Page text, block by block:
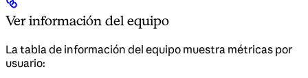
Ver información del equipo
La tabla de información del equipo muestra métricas por
usuario: